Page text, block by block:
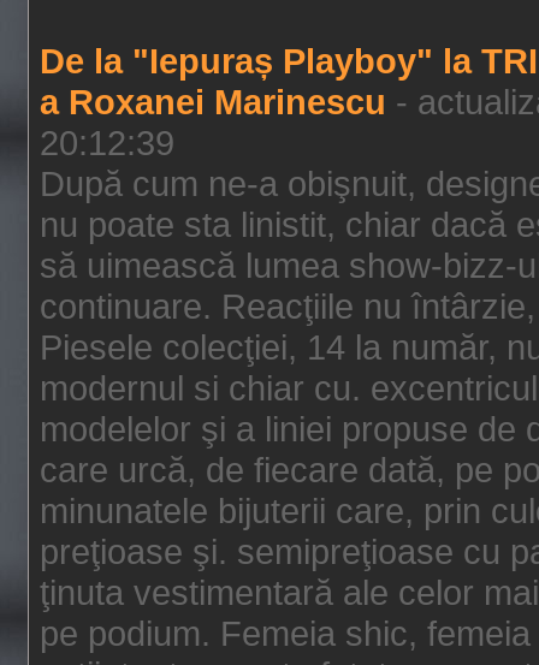
De la "Iepuraș Playboy" la
a Roxanei Marinescu -
20:12:39
După cum ne-a obişnuit,
nu poate sta linistit, chiar dacă
să uimească lumea show-bizz-
continuare. Reacţiile nu
Piesele colecţiei, 14 la număr,
modernul si chiar cu.
modelelor şi a liniei propuse de
care urcă, de fiecare dată, pe
minunatele bijuterii care, prin
preţioase şi. semipreţioase cu
ţinuta vestimentară ale celor
pe podium. Femeia shic,